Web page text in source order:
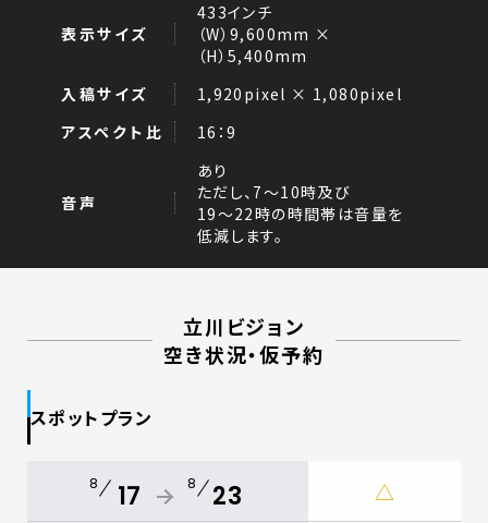
表示サイズ
433インチ
（W）9,600mm ×
（H）5,400mm
入稿サイズ
1,920pixel × 1,080pixel
アスペクト比
16：9
音声
あり
ただし、7～10時及び
19～22時の時間帯は音量を
低減します。
立川ビジョン
空き状況・仮予約
スポットプラン
8 17 8 23 △